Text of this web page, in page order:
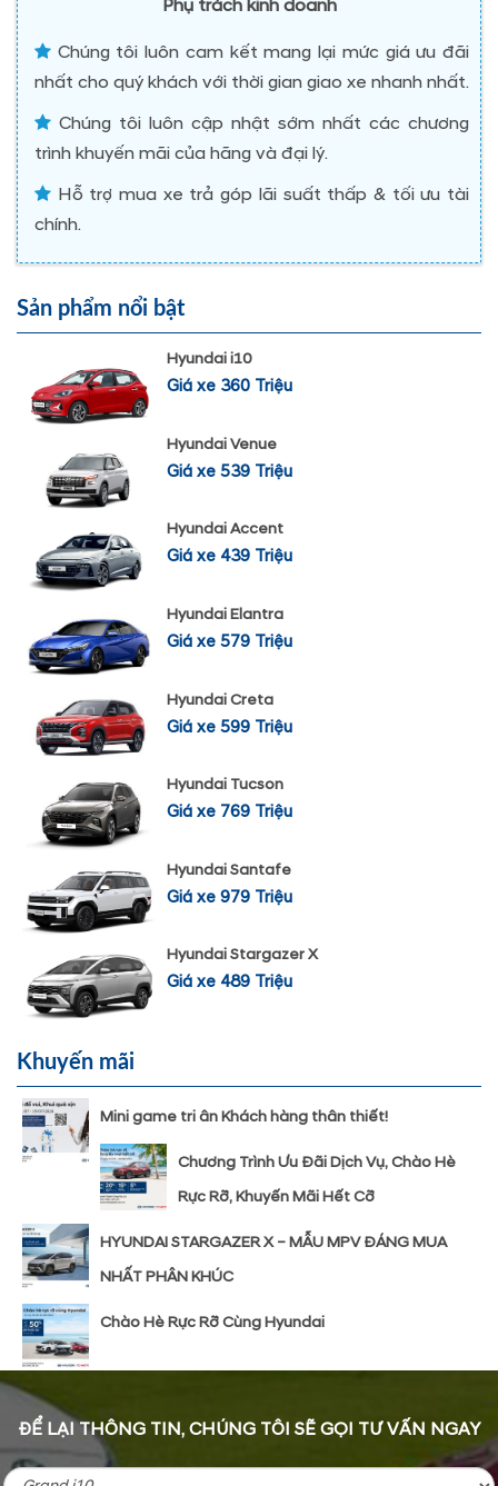
Phụ trách kinh doanh
Chúng tôi luôn cam kết mang lại mức giá ưu đãi
nhất cho quý khách với thời gian giao xe nhanh nhất.
Chúng tôi luôn cập nhật sớm nhất các chương
trình khuyến mãi của hãng và đại lý.
Hỗ trợ mua xe trả góp lãi suất thấp & tối ưu tài
chính.
Sản phẩm nổi bật
Hyundai i10
Giá xe 360 Triệu
Hyundai Venue
Giá xe 539 Triệu
Hyundai Accent
Giá xe 439 Triệu
Hyundai Elantra
Giá xe 579 Triệu
Hyundai Creta
Giá xe 599 Triệu
Hyundai Tucson
Giá xe 769 Triệu
Hyundai Santafe
Giá xe 979 Triệu
Hyundai Stargazer X
Giá xe 489 Triệu
Khuyến mãi
Mini game tri ân Khách hàng thân thiết!
Chương Trình Ưu Đãi Dịch Vụ, Chào Hè
Rực Rỡ, Khuyến Mãi Hết Cỡ
HYUNDAI STARGAZER X – MẪU MPV ĐÁNG MUA
NHẤT PHÂN KHÚC
Chào Hè Rực Rỡ Cùng Hyundai
ĐỂ LẠI THÔNG TIN, CHÚNG TÔI SẼ GỌI TƯ VẤN NGAY